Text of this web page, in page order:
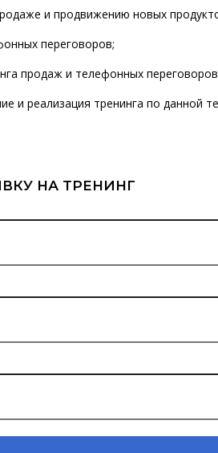
и продвижению новых
переговоров;
продаж и телефонных
и реализация тренинга по данной
НА ТРЕНИНГ